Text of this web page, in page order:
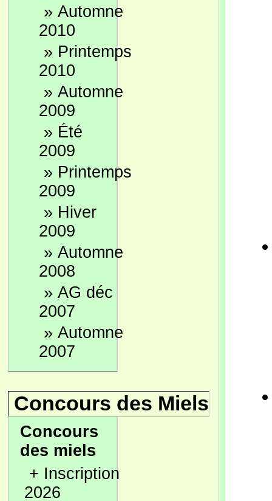
» Automne
2010
» Printemps
2010
» Automne
2009
» Été
2009
» Printemps
2009
» Hiver
2009
» Automne
2008
» AG déc
2007
» Automne
2007
Concours des Miels
Concours
des miels
+ Inscription
2026